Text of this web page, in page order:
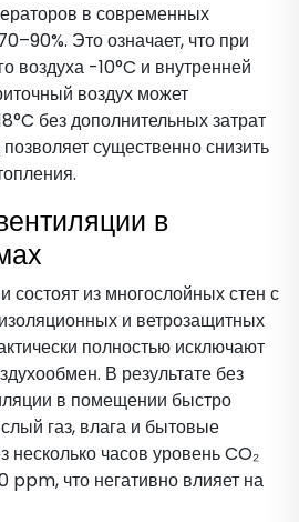
в современных
Это означает, что при
воздуха -10°C и внутренней
воздух может
без дополнительных затрат
существенно снизить
в
состоят из многослойных стен с
и ветрозащитных
полностью исключают
В результате без
в помещении быстро
газ, влага и бытовые
несколько часов уровень CO₂
что негативно влияет на